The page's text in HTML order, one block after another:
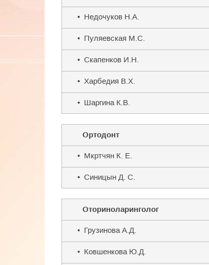
• Недочуков Н.А.
• Пуляевская М.С.
• Скапенков И.Н.
• Харбедия В.Х.
• Шаргина К.В.
Ортодонт
• Мкртчян К. Е.
• Синицын Д. С.
Оториноларинголог
• Грузинова А.Д.
• Ковшенкова Ю.Д.